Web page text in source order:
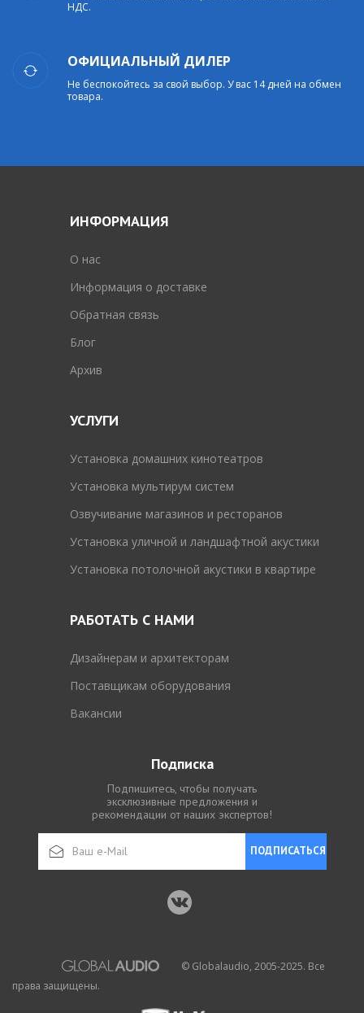
НДС.
ОФИЦИАЛЬНЫЙ ДИЛЕР
Не беспокойтесь за свой выбор. У вас 14 дней на обмен
товара.
ИНФОРМАЦИЯ
O нас
Информация о доставке
Обратная связь
Блог
Архив
УСЛУГИ
Установка домашних кинотеатров
Установка мультирум систем
Озвучивание магазинов и ресторанов
Установка уличной и ландшафтной акустики
Установка потолочной акустики в квартире
РАБОТАТЬ С НАМИ
Дизайнерам и архитекторам
Поставщикам оборудования
Вакансии
Подписка
Подпишитесь, чтобы получать
эксклюзивные предложения и
рекомендации от наших экспертов!
ПОДПИСАТЬСЯ
© Globalaudio, 2005-2025. Все
права защищены.